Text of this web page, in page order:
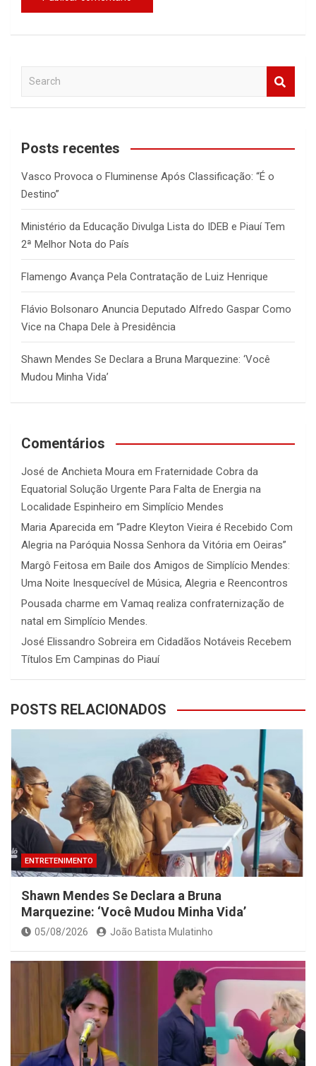
a
c
Posts recentes
Vasco Provoca o Fluminense Após Classificação: “É o
Destino”
Ministério da Educação Divulga Lista do IDEB e Piauí Tem
2ª Melhor Nota do País
Flamengo Avança Pela Contratação de Luiz Henrique
Flávio Bolsonaro Anuncia Deputado Alfredo Gaspar Como
Vice na Chapa Dele à Presidência
Shawn Mendes Se Declara a Bruna Marquezine: ‘Você
Mudou Minha Vida’
Comentários
José de Anchieta Moura em Fraternidade Cobra da
Equatorial Solução Urgente Para Falta de Energia na
Localidade Espinheiro em Simplício Mendes
Maria Aparecida em “Padre Kleyton Vieira é Recebido Com
Alegria na Paróquia Nossa Senhora da Vitória em Oeiras”
Margô Feitosa em Baile dos Amigos de Simplício Mendes:
Uma Noite Inesquecível de Música, Alegria e Reencontros
Pousada charme em Vamaq realiza confraternização de
natal em Simplício Mendes.
José Elissandro Sobreira em Cidadãos Notáveis Recebem
Títulos Em Campinas do Piauí
POSTS RELACIONADOS
ENTRETENIMENTO
Shawn Mendes Se Declara a Bruna
Marquezine: ‘Você Mudou Minha Vida’
05/08/2026 João Batista Mulatinho